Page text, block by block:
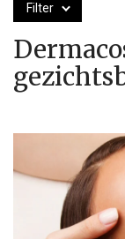
Filter